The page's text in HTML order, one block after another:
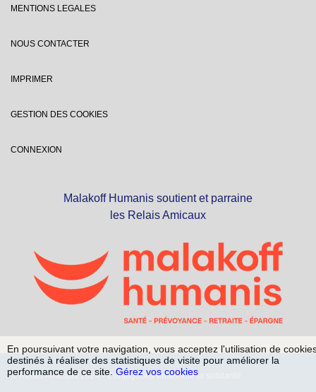
MENTIONS LEGALES
NOUS CONTACTER
IMPRIMER
GESTION DES COOKIES
CONNEXION
Malakoff Humanis soutient et parraine
les Relais Amicaux
© Relais Amicaux 2024 - Conjuguons ensemble la solidarité
En poursuivant votre navigation, vous acceptez l'utilisation de
destinés à réaliser des statistiques de visite pour améliorer la
performance de ce site. Gérez vos cookies